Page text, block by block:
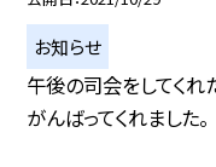
お知らせ
午後の司会をしてくれ
がんばってくれました。